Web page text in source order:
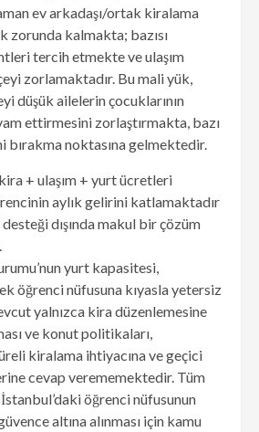
ev arkadaşı/ortak kiralama
zorunda kalmakta; bazısı
tercih etmekte ve ulaşım
zorlamaktadır. Bu mali yük,
düşük ailelerin çocuklarının
ettirmesini zorlaştırmakta, bazı
bırakma noktasına gelmektedir.
+ ulaşım + yurt ücretleri
aylık gelirini katlamaktadır
dışında makul bir çözüm
yurt kapasitesi,
öğrenci nüfusuna kıyasla yetersiz
yalnızca kira düzenlemesine
ve konut politikaları,
kiralama ihtiyacına ve geçici
cevap verememektedir. Tüm
İstanbul’daki öğrenci nüfusunun
altına alınması için kamu